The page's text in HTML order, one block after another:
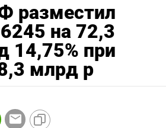
разместил
на 72,3
14,75% при
млрд р